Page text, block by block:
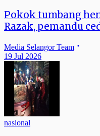
Pokok tumbang
Razak, pemandu
Media Selangor Team
19 Jul 2026
nasional